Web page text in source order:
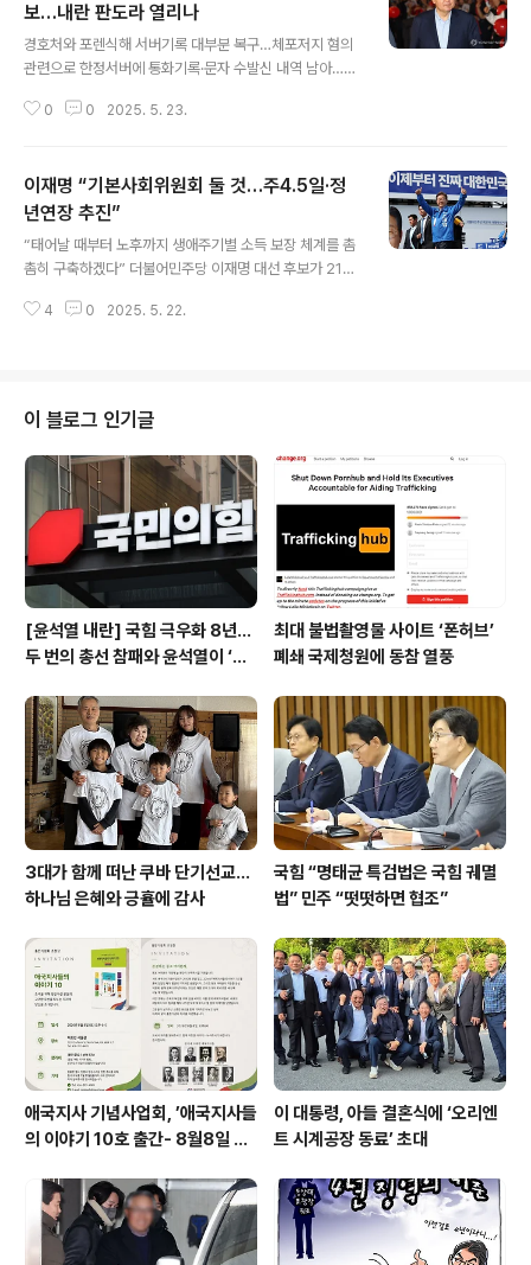
보…내란 판도라 열리나
경호처와 포렌식해 서버기록 대부분 복구…체포저지 혐의
관련으로 한정서버에 통화기록·문자 수발신 내역 남아…수
다큐 영화 관람= 윤석열 전 대통령이 21일 서울 메가박스
다. 2025.5.21 경찰이 12·3 비상계엄 사태 이후 최초로
대통령경호처 내 비화폰 서버 기록 등을 확보했다.경찰 특
별수사단은 23일 언론 공지를 통해 "윤석열 전 대통령, 박
종준 전 경호처장 및 김성훈 경호처 차장 등의 특수공무집
행방해 등 혐의와 관련해 비화폰 서버 기록을 임의제출 받
았다"고 밝혔다. 아울러 윤 전 대통령 등이 사용한 비화폰,
0 0 2025. 5. 23.
이재명 “기본사회위원회 둘 것…주4.5일·정
년연장 추진”
“태어날 때부터 노후까지 생애주기별 소득 보장 체계를 촘
촘히 구축하겠다” 더불어민주당 이재명 대선 후보가 21일
에게 인사하고 있다. 연합 이재명 더불어민주당 대통령 후
대선 때는 자신의 브랜드인 ‘기본사회 시리즈’를 10대 공약
에 포함했지만, 이번 대선에서는 한국 경제의 마이너스 성
장을 극복하는 것이 우선이라는 이유로 10대 공약에 포함
하지는 않은 바 있다. 이 후보는 이날 페이스북에 “국민의
기본적인 삶은 국가 공동체가 책임지는 사회, 기본사회로
나아가겠다”며 기본사회 공약을 발표했다. 그는..
4 0 2025. 5. 22.
이 블로그 인기글
[윤석열 내란] 국힘 극우화 8년…
두 번의 총선 참패와 윤석열이 ‘폭
최대 불법촬영물 사이트 ‘폰허브’
폐쇄 국제청원에 동참 열풍
3대가 함께 떠난 쿠바 단기선교...
하나님 은혜와 긍휼에 감사
국힘 “명태균 특검법은 국힘 궤멸
법” 민주 “떳떳하면 협조”
애국지사 기념사업회, ’애국지사들
의 이야기 10호 출간- 8월8일 출
이 대통령, 아들 결혼식에 ‘오리엔
트 시계공장 동료’ 초대